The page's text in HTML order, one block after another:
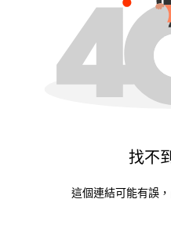
找不
這個連結可能有誤